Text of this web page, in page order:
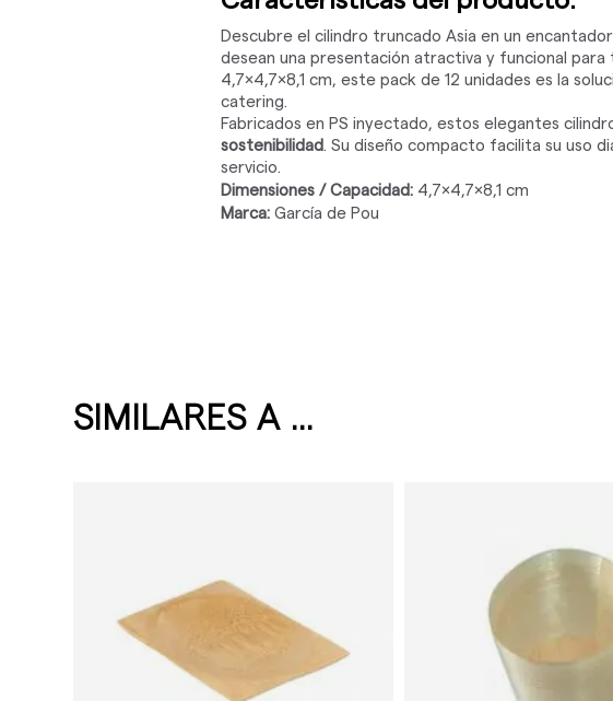
Descubre el cilindro truncado Asia en un
desean una presentación atractiva y funcional para
4,7x4,7x8,1 cm, este pack de 12 unidades es la
catering.
Fabricados en PS inyectado, estos elegantes
sostenibilidad . Su diseño compacto facilita su uso
servicio.
Dimensiones / Capacidad:4,7x4,7x8,1 cm
Marca:García de Pou
SIMILARES A ...